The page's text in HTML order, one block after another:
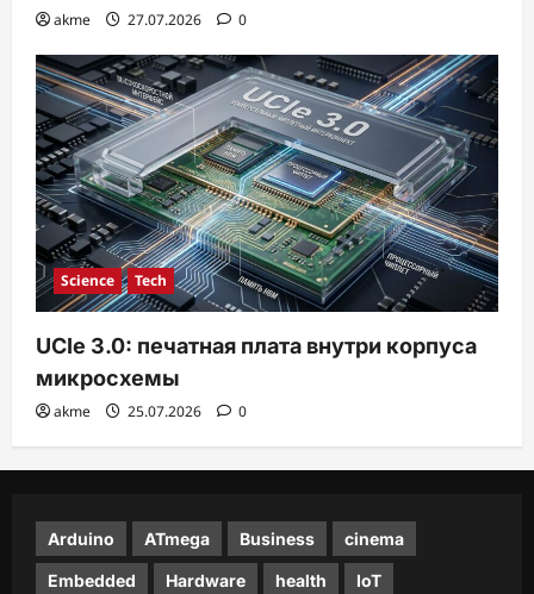
akme 27.07.2026 0
Science Tech
UCIe 3.0: печатная плата внутри корпуса
микросхемы
akme 25.07.2026 0
Arduino ATmega Business cinema
Embedded Hardware health IoT